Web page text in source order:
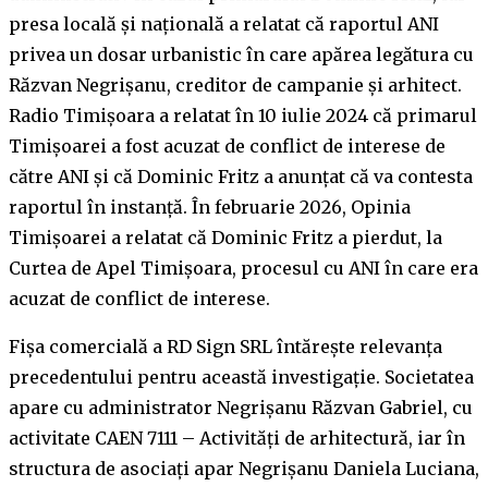
presa locală și națională a relatat că raportul ANI
privea un dosar urbanistic în care apărea legătura cu
Răzvan Negrișanu, creditor de campanie și arhitect.
Radio Timișoara a relatat în 10 iulie 2024 că primarul
Timișoarei a fost acuzat de conflict de interese de
către ANI și că Dominic Fritz a anunțat că va contesta
raportul în instanță. În februarie 2026, Opinia
Timișoarei a relatat că Dominic Fritz a pierdut, la
Curtea de Apel Timișoara, procesul cu ANI în care era
acuzat de conflict de interese.
Fișa comercială a RD Sign SRL întărește relevanța
precedentului pentru această investigație. Societatea
apare cu administrator Negrișanu Răzvan Gabriel, cu
activitate CAEN 7111 – Activități de arhitectură, iar în
structura de asociați apar Negrișanu Daniela Luciana,